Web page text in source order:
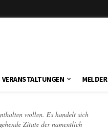
VERANSTALTUNGEN MELDER
wollen. Es handelt sich
Zitate der namentlich